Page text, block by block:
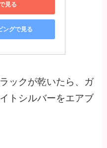
見る
ングで見る
ックが乾いたら、ガ
トシルバーをエアブ